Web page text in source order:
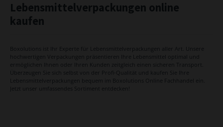
Lebensmittelverpackungen online
kaufen
Boxolutions ist Ihr Experte für Lebensmittelverpackungen aller Art. Unsere
hochwertigen Verpackungen präsentieren Ihre Lebensmittel optimal und
ermöglichen Ihnen oder Ihren Kunden zeitgleich einen sicheren Transport.
Überzeugen Sie sich selbst von der Profi-Qualität und kaufen Sie Ihre
Lebensmittelverpackungen bequem im Boxolutions Online Fachhandel ein.
Jetzt unser umfassendes Sortiment entdecken!